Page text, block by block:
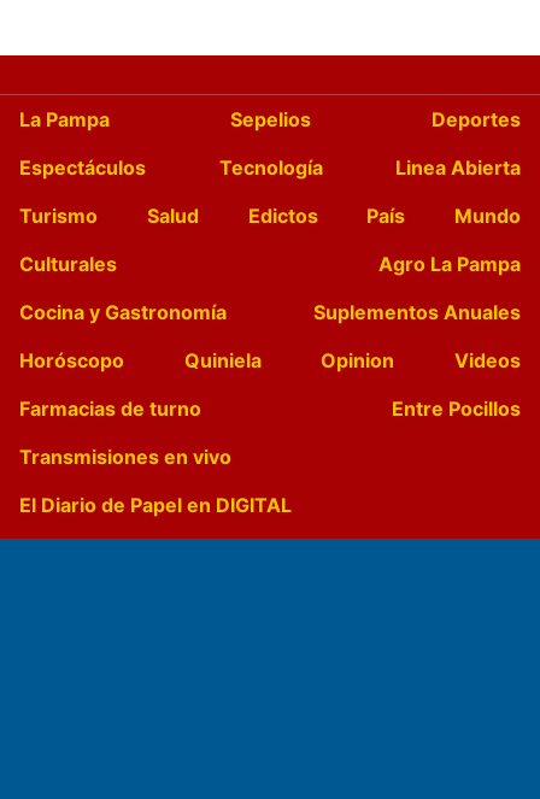
La Pampa Sepelios
Deportes
Espectáculos
Tecnología
Linea Abierta
Turismo
Salud Edictos País
Mundo
Culturales
Agro La Pampa
Cocina y Gastronomía
Suplementos Anuales
Horóscopo
Quiniela Opinion
Videos
Farmacias de turno
Entre Pocillos
Transmisiones en vivo
El Diario de Papel en DIGITAL